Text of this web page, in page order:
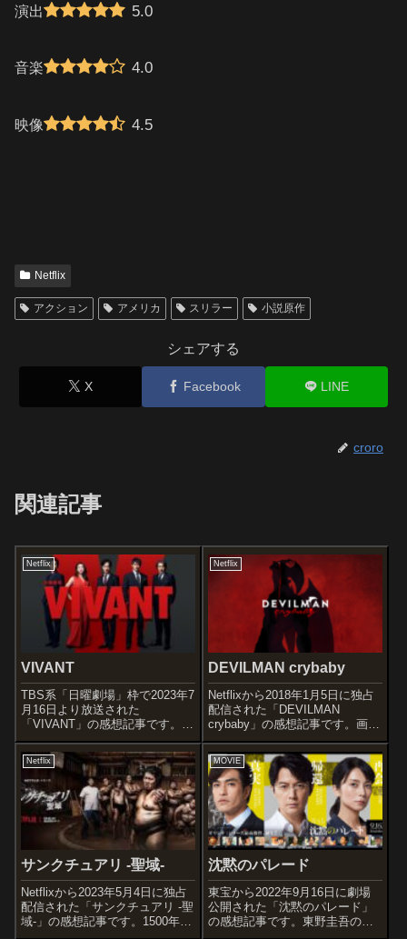
演出 5.0
音楽 4.0
映像 4.5
Netflix
アクション アメリカ スリラー 小説原作
シェアする
X Facebook LINE
croro
関連記事
Netflix
VIVANT
TBS系「日曜劇場」枠で2023年7
月16日より放送された
「VIVANT」の感想記事です。
『半沢直樹』などで演出を務め
た福澤克雄が原作を手掛けるオ
リジナルドラマで、同主演を務
めた堺雅人を起用した作品で
す。オススメ度あらすじ＆予告
編大手商社「...
Netflix
DEVILMAN crybaby
Netflixから2018年1月5日に独占
配信された「DEVILMAN
crybaby」の感想記事です。画業
50周年を記念し、永井豪の代表
作である『デビルマン』が再び
アニメーション作品として蘇り
ました。オススメ度あらすじ＆
予告編泣き虫の高校...
Netflix
サンクチュアリ -聖域-
Netflixから2023年5月4日に独占
配信された「サンクチュアリ -聖
域-」の感想記事です。1500年以
上もの伝統ある文化で、神事と
MOVIE
沈黙のパレード
東宝から2022年9月16日に劇場
公開された「沈黙のパレード」
の感想記事です。東野圭吾のベ
ストセラー小説を原作に、天才